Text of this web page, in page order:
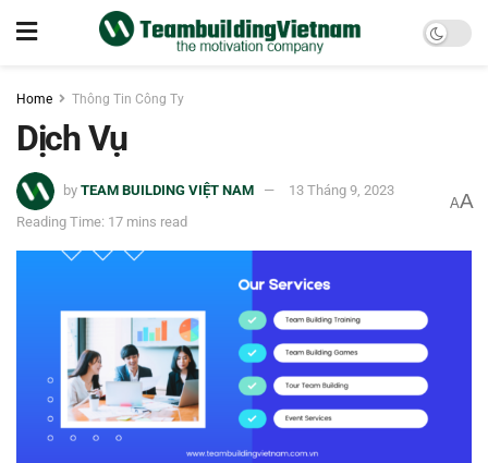
Home Thông Tin Công Ty
Dịch Vụ
by TEAM BUILDING VIỆT NAM
13 Tháng 9, 2023
Reading Time: 17 mins read
AA